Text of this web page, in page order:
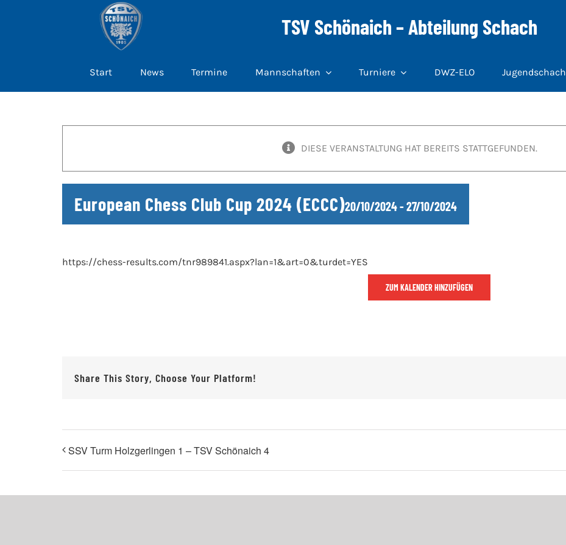
TSV Schönaich – Abteilung Schach
Start News Termine Mannschaften Turniere DWZ-ELO Jugendschach
DIESE VERANSTALTUNG HAT BEREITS STATTGEFUNDEN.
European Chess Club Cup 2024 (ECCC)20/10/2024-27/10/2024
https://chess-results.com/tnr989841.aspx?lan=1&art=0&turdet=YES
ZUM KALENDER HINZUFÜGEN
Share This Story, Choose Your Platform!
SSV Turm Holzgerlingen 1 – TSV Schönaich 4